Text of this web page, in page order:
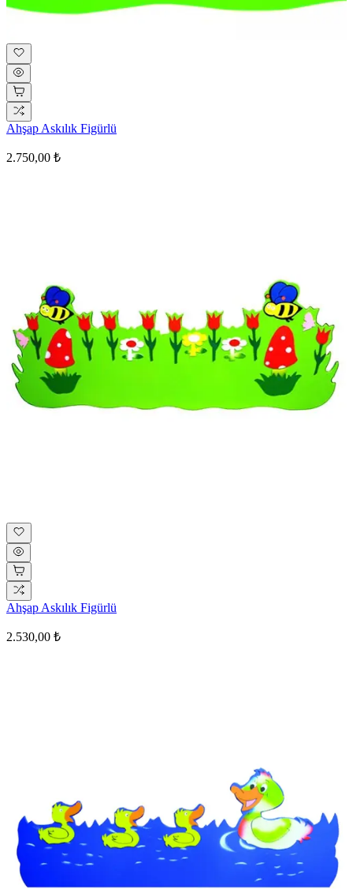
Ahşap Askılık Figürlü
2.750,00 ₺
Ahşap Askılık Figürlü
2.530,00 ₺